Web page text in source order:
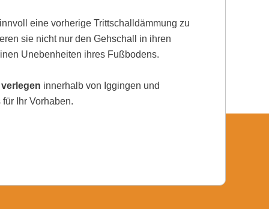
eine vorherige Trittschalldämmung zu
sie nicht nur den Gehschall in ihren
Unebenheiten ihres Fußbodens.
innerhalb von Iggingen und
Ihr Vorhaben.